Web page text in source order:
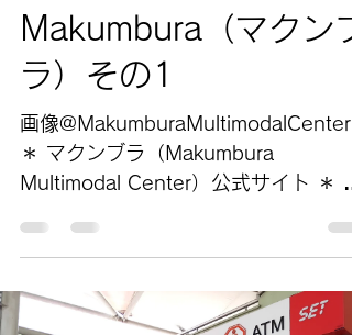
Makumbura（マクンブ
ラ）その1
画像@MakumburaMultimodalCenter
＊ マクンブラ（Makumbura
Multimodal Center）公式サイト ＊ マ